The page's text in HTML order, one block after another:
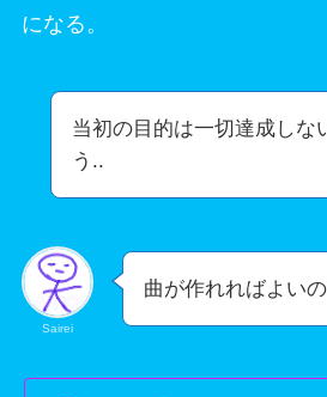
になる。
当初の目的は一切達成しな
う..
Sairei
曲が作れればよい